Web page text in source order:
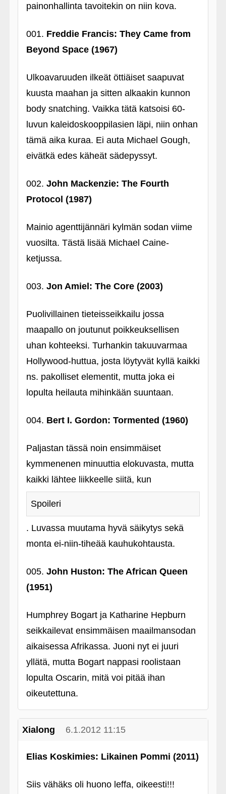
painonhallinta tavoitekin on niin kova.
001. Freddie Francis: They Came from
Beyond Space (1967)
Ulkoavaruuden ilkeät öttiäiset saapuvat
kuusta maahan ja sitten alkaakin kunnon
body snatching. Vaikka tätä katsoisi 60-
luvun kaleidoskooppilasien läpi, niin onhan
tämä aika kuraa. Ei auta Michael Gough,
eivätkä edes käheät sädepyssyt.
002. John Mackenzie: The Fourth
Protocol (1987)
Mainio agenttijännäri kylmän sodan viime
vuosilta. Tästä lisää Michael Caine-
ketjussa.
003. Jon Amiel: The Core (2003)
Puolivillainen tieteisseikkailu jossa
maapallo on joutunut poikkeuksellisen
uhan kohteeksi. Turhankin takuuvarmaa
Hollywood-huttua, josta löytyvät kyllä kaikki
ns. pakolliset elementit, mutta joka ei
lopulta heilauta mihinkään suuntaan.
004. Bert I. Gordon: Tormented (1960)
Paljastan tässä noin ensimmäiset
kymmenenen minuuttia elokuvasta, mutta
kaikki lähtee liikkeelle siitä, kun
Spoileri
. Luvassa muutama hyvä säikytys sekä
monta ei-niin-tiheää kauhukohtausta.
005. John Huston: The African Queen
(1951)
Humphrey Bogart ja Katharine Hepburn
seikkailevat ensimmäisen maailmansodan
aikaisessa Afrikassa. Juoni nyt ei juuri
yllätä, mutta Bogart nappasi roolistaan
lopulta Oscarin, mitä voi pitää ihan
oikeutettuna.
Xialong 6.1.2012 11:15
Elias Koskimies: Likainen Pommi (2011)
Siis vähäks oli huono leffa, oikeesti!!!